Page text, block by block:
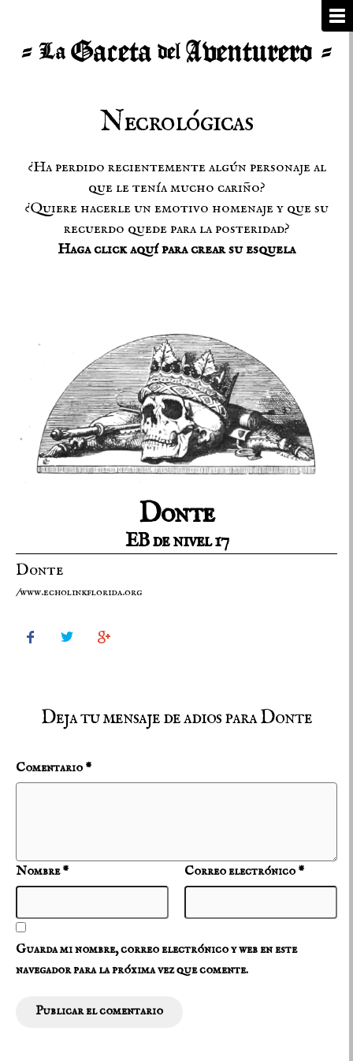
Necrológicas
¿Ha perdido recientemente algún personaje al
que le tenía mucho cariño?
¿Quiere hacerle un emotivo homenaje y que su
recuerdo quede para la posteridad?
Haga click aquí para crear su esquela
Donte
EB de nivel 17
Donte
/www.echolinkflorida.org
  
Deja tu mensaje de adios para Donte
Comentario*
Nombre* Correo electrónico*
Guarda mi nombre, correo electrónico y web en este
navegador para la próxima vez que comente.